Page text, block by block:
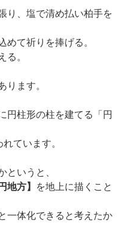
り、塩で清め払い柏手を
めて祈りを捧げる。
る。
ります。
円柱形の柱を建てる「円
ています。
というと、
地方】
を地上に描くこと
一体化できると考えたか